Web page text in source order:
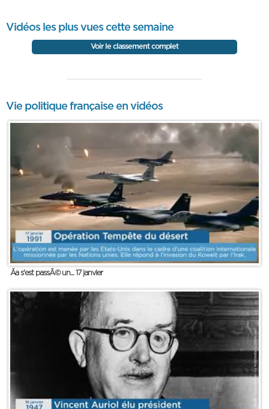
Vidéos les plus vues cette semaine
Voir le classement complet
Vie politique française en vidéos
Ãa s'est passÃ© un... 17 janvier